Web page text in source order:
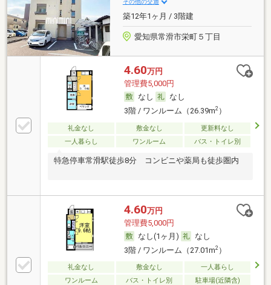
その他の交通
築12年1ヶ月 / 3階建
愛知県常滑市栄町５丁目
4.60万円
管理費5,000円
なし
なし
3階 / ワンルーム（26.39m2）
礼金なし 敷金なし
更新料なし
一人暮らし
ワンルーム バス・トイレ別
特急停車常滑駅徒歩8分 コンビニや薬局も徒歩圏内
4.60万円
管理費5,000円
なし(1ヶ月)
なし
3階 / ワンルーム（27.01m2）
礼金なし 敷金なし
一人暮らし
ワンルーム
バス・トイレ別 駐車場(近隣含)